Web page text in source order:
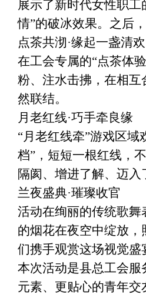
展示了新时代女性职
情”的破冰效果。 之后
点茶共沏·缘起一盏清欢
在工会专属的“点茶体
粉、注水击拂，在相互
然联结。
月老红线·巧手牵良缘
“月老红线牵”游戏区域
档”， 短短一根红线，
隔阂、增进了解、迈入
兰夜盛典·璀璨收官
活动在绚丽的传统歌舞
的烟花在夜空中绽放
们携手观赏这场视觉盛
本次活动是县总工会服
元素、更贴心的青年交